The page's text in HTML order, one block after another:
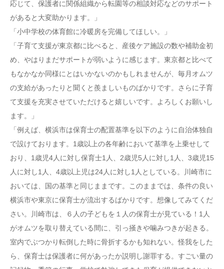
応じて、保護者に関係組織から転園等の相談対応などのサポート
があると大変助かります。」
「小中学校の体育館に冷暖房を完備してほしい。」
「子育て支援が東京都に比べると、産後ケア施設の数や補助金初
め、やはりまだサポートが弱いように感じます。東京都と比べて
もなかなか同様にとはいかないのかもしれませんが、毎月オムツ
の支給があったりと聞くと羨ましいものばかりです。さらに子育
て支援を充実させていただけると嬉しいです。よろしくお願いし
ます。」
「例えば、横浜市は保育士の配置基準を以下のように自治体独自
で設けております。1歳以上の各年齢において基準を上乗せして
おり、1歳児4人に対し保育士1人、2歳児5人に対し1人、3歳児15
人に対し1人、4歳以上児は24人に対し1人としている。川崎市に
おいては、国の基準と同じままです。このままでは、条件の良い
横浜市や東京に保育士が流出するばかりです。想像してみてくだ
さい。川崎市は、６人の子どもを１人の保育士が見ている！1人
がオムツを取り替えている間に、引っ掻きや噛みつきが起きる。
室内でぶつかり転倒した時に骨折するかも知れない。怪我をした
ら、保育士は保護者に何があったか説明し謝罪する。すごい量の